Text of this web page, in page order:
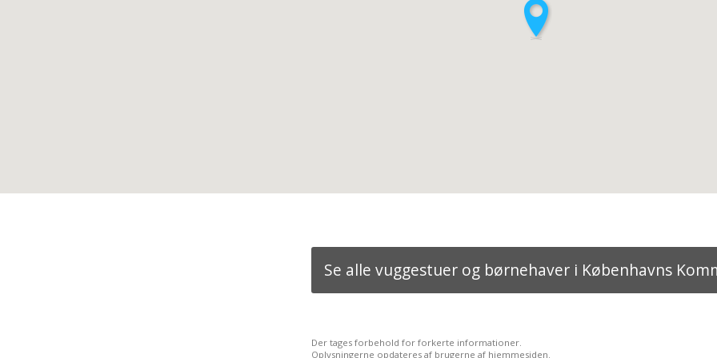
Se alle vuggestuer og børnehaver i Københavns
Der tages forbehold for forkerte informationer.
Oplysningerne opdateres af brugerne af hjemmesiden.